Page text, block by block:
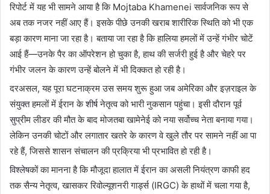
रिपोर्ट में यह भी सामने आया है कि Mojtaba Khamenei सार्वजनिक रूप से
अब तक नजर नहीं आए हैं। इसके पीछे उनकी खराब शारीरिक स्थिति को भी एक
बड़ा कारण माना जा रहा है। बताया जा रहा है कि हालिया हमलों में उन्हें गंभीर चोटें
आई हैं—उनके पैर का ऑपरेशन हो चुका है, हाथ की सर्जरी हुई है और चेहरे पर
गंभीर जलन के कारण उन्हें बोलने में भी दिक्कत हो रही है।
दरअसल, यह पूरा घटनाक्रम उस समय शुरू हुआ जब अमेरिका और इज़राइल के
संयुक्त हमलों में ईरान के शीर्ष नेतृत्व को भारी नुकसान पहुंचा। इसी दौरान पूर्व
सुप्रीम लीडर की मौत के बाद मोजतबा खामेनेई को नया सर्वोच्च नेता बनाया गया।
लेकिन उनकी चोटों और लगातार खतरे के कारण वे खुले तौर पर सामने नहीं आ पा
रहे हैं, जिससे शासन संचालन की प्रक्रिया भी प्रभावित हो रही है।
विश्लेषकों का मानना है कि मौजूदा हालात में ईरान का असली नियंत्रण काफी हद
तक सैन्य नेतृत्व, खासकर रिवोल्यूशनरी गार्ड्स (IRGC) के हाथों में चला गया है,